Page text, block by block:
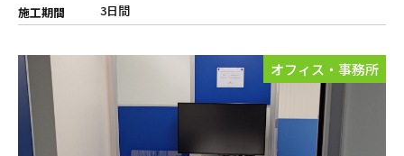
施工期間
3日間
オフィス・事務所